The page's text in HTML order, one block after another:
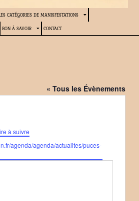
CATÉGORIES DE MANISFESTATIONS
BON À SAVOIR CONTACT
« Tous les Évènements
à suivre
agenda/agenda/actualites/puces-